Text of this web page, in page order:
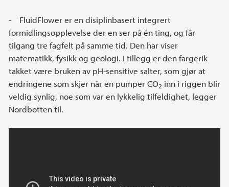
- FluidFlower er en disiplinbasert integrert
formidlingsopplevelse der en ser på én ting, og får
tilgang tre fagfelt på samme tid. Den har viser
matematikk, fysikk og geologi. I tillegg er den fargerik
takket være bruken av pH-sensitive salter, som gjør at
endringene som skjer når en pumper CO2 inn i riggen blir
veldig synlig, noe som var en lykkelig tilfeldighet, legger
Nordbotten til.